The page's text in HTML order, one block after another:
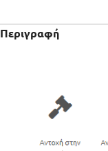
Περιγραφή